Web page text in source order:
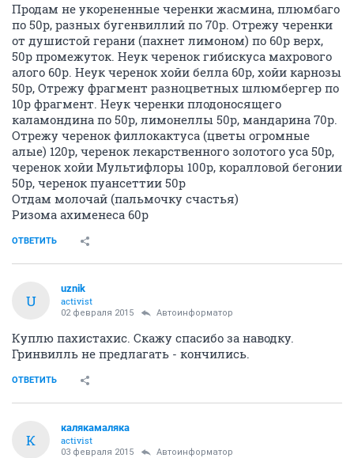
Продам не укорененные черенки жасмина, плюмбаго
по 50р, разных бугенвиллий по 70р. Отрежу черенки
от душистой герани (пахнет лимоном) по 60р верх,
50р промежуток. Неук черенок гибискуса махрового
алого 60р. Неук черенок хойи белла 60р, хойи карнозы
50р, Отрежу фрагмент разноцветных шлюмбергер по
10р фрагмент. Неук черенки плодоносящего
каламондина по 50р, лимонеллы 50р, мандарина 70р.
Отрежу черенок филлокактуса (цветы огромные
алые) 120р, черенок лекарственного золотого уса 50р,
черенок хойи Мультифлоры 100р, коралловой бегонии
50р, черенок пуансеттии 50р
Отдам молочай (пальмочку счастья)
Ризома ахименеса 60р
ОТВЕТИТЬ
U
uznik
activist
02 февраля 2015 Автоинформатор
Куплю пахистахис. Скажу спасибо за наводку.
Гринвилль не предлагать - кончились.
ОТВЕТИТЬ
К
калякамаляка
activist
03 февраля 2015 Автоинформатор